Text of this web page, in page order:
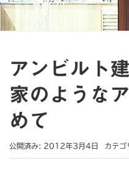
アンビルト
家のような
めて
公開済み: 2012年3月4日 カテゴ